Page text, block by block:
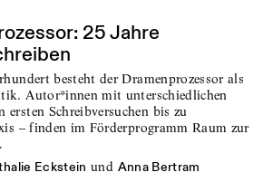
25 Jahre
besteht der Dramenprozessor als
Autor*innen mit unterschiedlichen
ersten Schreibversuchen bis zu
– finden im Förderprogramm Raum zur
Eckstein und Anna Bertram